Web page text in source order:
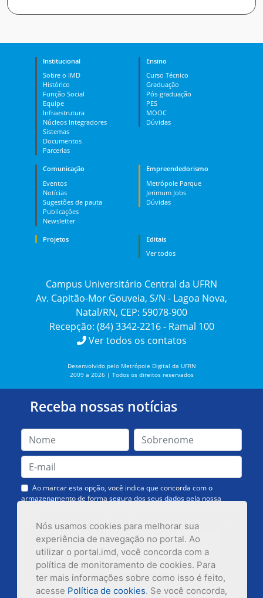
Nós usamos cookies para melhorar sua
experiência de navegação no portal. Ao
utilizar o portal.imd, você concorda com a
política de monitoramento de cookies. Para
ter mais informações sobre como isso é feito,
acesse Política de cookies. Se você concorda,
Institucional
Sobre o IMD
Histórico
Função Social
Equipe
Infraestrutura
Núcleos Integradores
Sistemas
Documentos
Parcerias
Ensino
Curso Técnico
Graduação
Pós-graduação
PES
MOOC
Dúvidas
Comunicação
Eventos
Notícias
Sugestões de pauta
Publicações
Newsletter
Empreendedorismo
Metrópole Parque
Jerimum Jobs
Dúvidas
Projetos
Editais
Ver todos
Campus Universitário Central da UFRN
Av. Capitão-Mor Gouveia, S/N - Lagoa Nova,
Natal/RN, CEP: 59078-900
Recepção: (84) 3342-2216 - Ramal 100
Ver todos os contatos
Desenvolvido pelo Metrópole Digital da UFRN
2009 a 2026 | Todos os direitos reservados
Receba nossas notícias
Ao marcar esta opção, você indica que concorda com o
armazenamento de forma segura dos seus dados pela nossa
Inscrever-se